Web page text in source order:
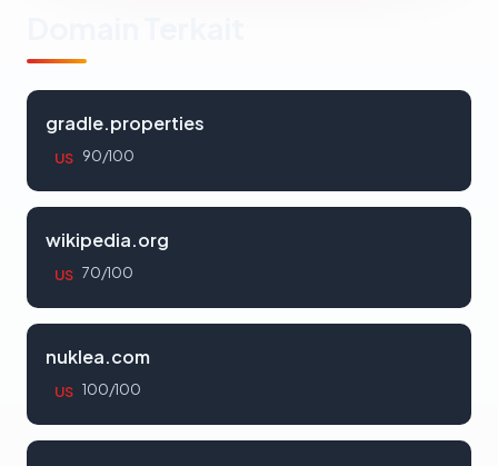
gradle.properties
US 90/100
wikipedia.org
US 70/100
nuklea.com
US 100/100